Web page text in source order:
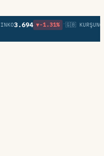
3.694 ▼-1.31% •🇬🇧 KURŞUN0,85